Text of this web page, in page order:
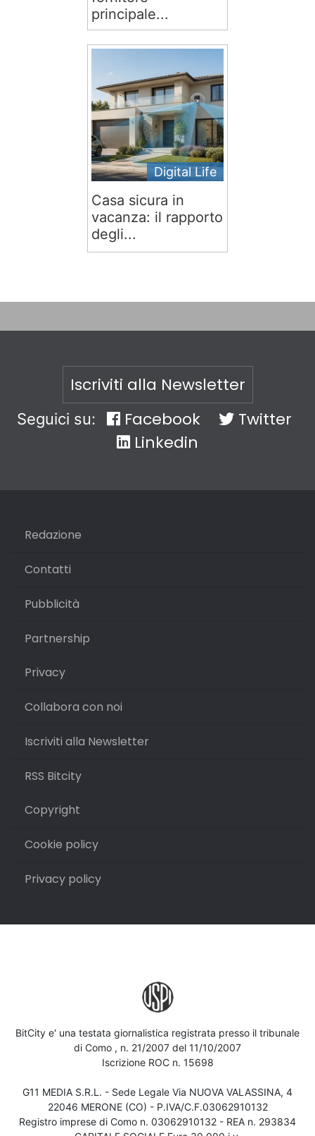
principale...
Digital Life
Casa sicura in
vacanza: il rapporto
degli...
Iscriviti alla Newsletter
Seguici su: Facebook
Twitter
Linkedin
Redazione
Contatti
Pubblicità
Partnership
Privacy
Collabora con noi
Iscriviti alla Newsletter
RSS Bitcity
Copyright
Cookie policy
Privacy policy
BitCity e' una testata giornalistica registrata presso il tribunale
di Como , n. 21/2007 del 11/10/2007
Iscrizione ROC n. 15698
G11 MEDIA S.R.L. - Sede Legale Via NUOVA VALASSINA, 4
22046 MERONE (CO) - P.IVA/C.F.03062910132
Registro imprese di Como n. 03062910132 - REA n. 293834